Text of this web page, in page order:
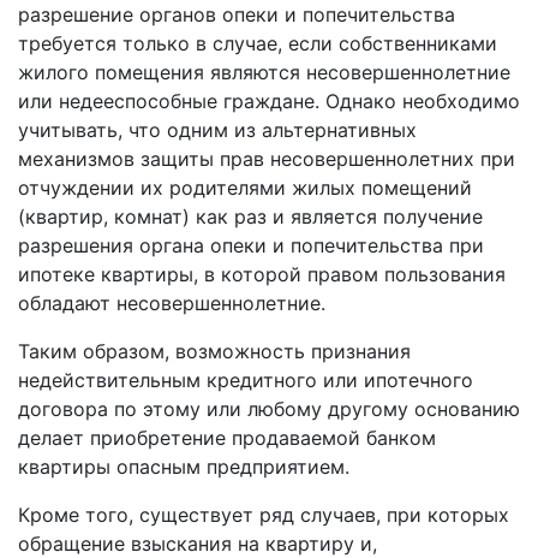
разрешение органов опеки и попечительства
требуется только в случае, если собственниками
жилого помещения являются несовершеннолетние
или недееспособные граждане. Однако необходимо
учитывать, что одним из альтернативных
механизмов защиты прав несовершеннолетних при
отчуждении их родителями жилых помещений
(квартир, комнат) как раз и является получение
разрешения органа опеки и попечительства при
ипотеке квартиры, в которой правом пользования
обладают несовершеннолетние.
Таким образом, возможность признания
недействительным кредитного или ипотечного
договора по этому или любому другому основанию
делает приобретение продаваемой банком
квартиры опасным предприятием.
Кроме того, существует ряд случаев, при которых
обращение взыскания на квартиру и,